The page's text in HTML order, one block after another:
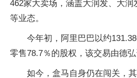
462家大卖场，涵盖大润发、大润
等业态。
今年初，阿里巴巴以约
零售78.7％的股权，该交易由德弘
如今，盒马自身仍在闯关，